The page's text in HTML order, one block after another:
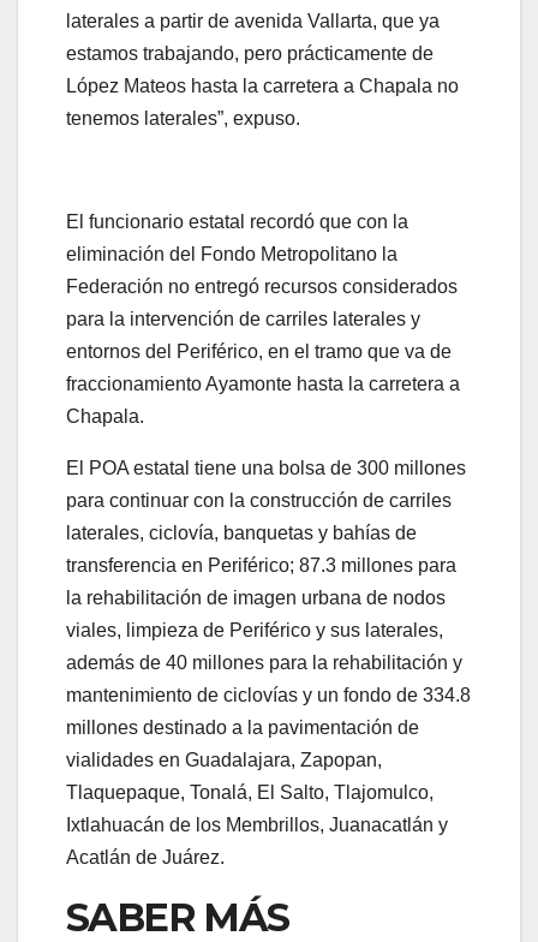
laterales a partir de avenida Vallarta, que ya
estamos trabajando, pero prácticamente de
López Mateos hasta la carretera a Chapala no
tenemos laterales”, expuso.
El funcionario estatal recordó que con la
eliminación del Fondo Metropolitano la
Federación no entregó recursos considerados
para la intervención de carriles laterales y
entornos del Periférico, en el tramo que va de
fraccionamiento Ayamonte hasta la carretera a
Chapala.
El POA estatal tiene una bolsa de 300 millones
para continuar con la construcción de carriles
laterales, ciclovía, banquetas y bahías de
transferencia en Periférico; 87.3 millones para
la rehabilitación de imagen urbana de nodos
viales, limpieza de Periférico y sus laterales,
además de 40 millones para la rehabilitación y
mantenimiento de ciclovías y un fondo de 334.8
millones destinado a la pavimentación de
vialidades en Guadalajara, Zapopan,
Tlaquepaque, Tonalá, El Salto, Tlajomulco,
Ixtlahuacán de los Membrillos, Juanacatlán y
Acatlán de Juárez.
SABER MÁS